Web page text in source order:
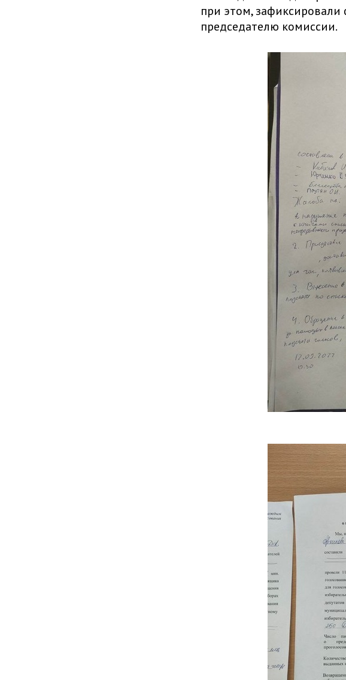
при этом,
председателю комиссии.